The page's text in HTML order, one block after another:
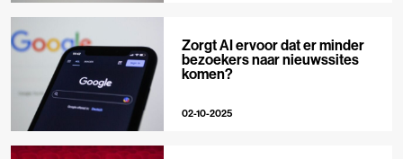
Zorgt AI ervoor dat er minder
bezoekers naar nieuwssites
komen?
02-10-2025